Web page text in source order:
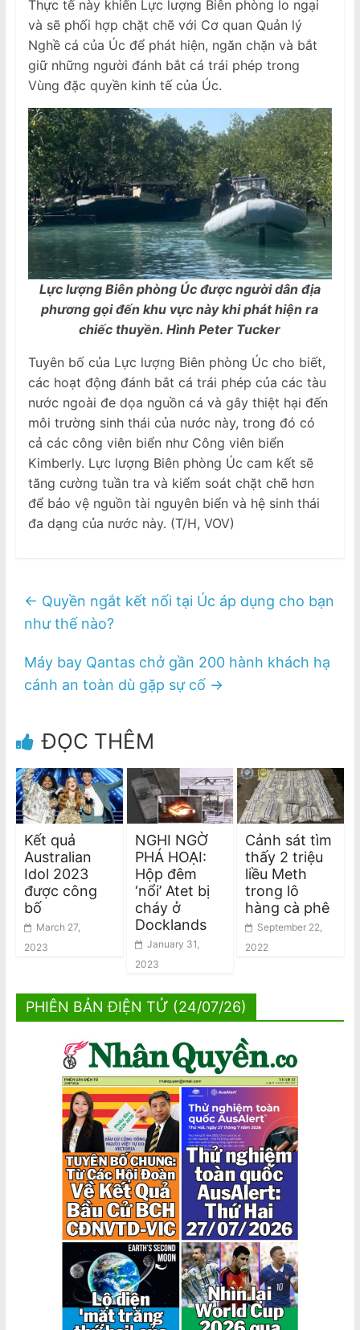
Thực tế này khiến Lực lượng Biên phòng lo ngại
và sẽ phối hợp chặt chẽ với Cơ quan Quản lý
Nghề cá của Úc để phát hiện, ngăn chặn và bắt
giữ những người đánh bắt cá trái phép trong
Vùng đặc quyền kinh tế của Úc.
Lực lượng Biên phòng Úc được người dân địa
phương gọi đến khu vực này khi phát hiện ra
chiếc thuyền. Hình Peter Tucker
Tuyên bố của Lực lượng Biên phòng Úc cho biết,
các hoạt động đánh bắt cá trái phép của các tàu
nước ngoài đe dọa nguồn cá và gây thiệt hại đến
môi trường sinh thái của nước này, trong đó có
cả các công viên biển như Công viên biển
Kimberly. Lực lượng Biên phòng Úc cam kết sẽ
tăng cường tuần tra và kiểm soát chặt chẽ hơn
để bảo vệ nguồn tài nguyên biển và hệ sinh thái
đa dạng của nước này. (T/H, VOV)
← Quyền ngắt kết nối tại Úc áp dụng cho bạn
như thế nào?
Máy bay Qantas chở gần 200 hành khách hạ
cánh an toàn dù gặp sự cố →
ĐỌC THÊM
Kết quả
Australian
Idol 2023
được công
bố
March 27,
2023
NGHI NGỜ
PHÁ HOẠI:
Hộp đêm
‘nổi’ Atet bị
cháy ở
Docklands
January 31,
2023
Cảnh sát tìm
thấy 2 triệu
liều Meth
trong lô
hàng cà phê
September 22,
2022
PHIÊN BẢN ĐIỆN TỬ (24/07/26)